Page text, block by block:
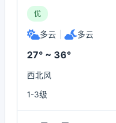
优
多云 多云
27° ~ 36°
西北风
1-3级